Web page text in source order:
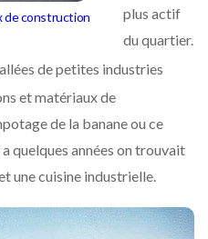
de construction
plus actif
du quartier.
de petites industries
et matériaux de
de la banane ou ce
quelques années on trouvait
une cuisine industrielle.